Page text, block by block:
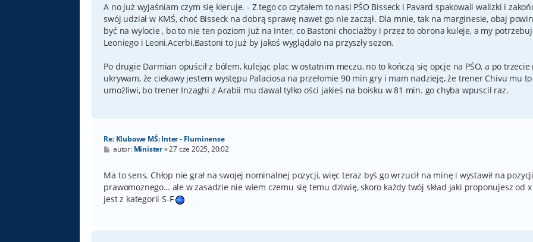
A no już wyjaśniam czym się kieruje. - Z tego co czytałem to nasi PŚO Bisseck i Pavard spakowali walizki i
swój udział w KMŚ, choć Bisseck na dobrą sprawę nawet go nie zaczął. Dla mnie, tak na marginesie, obaj
być na wylocie , bo to nie ten poziom już na Inter, co Bastoni chociażby i przez to obrona kuleje, a my
Leoniego i Leoni,Acerbi,Bastoni to już by jakoś wyglądało na przyszły sezon.
Po drugie Darmian opuścił z bólem, kulejąc plac w ostatnim meczu, no to kończą się opcje na PŚO, a po trzecie
ukrywam, że ciekawy jestem występu Palaciosa na przełomie 90 min gry i mam nadzieję, że trener Chivu mu to
umożliwi, bo trener Inzaghi z Arabii mu dawal tylko ości jakieś na boisku w 81 min. go chyba wpuscil raz.
Re: Klubowe MŚ: Inter - Fluminense
P
t
autor: Minister»27 cze 2025, 20:02
Ma to sens. Chłop nie grał na swojej nominalnej pozycji, więc teraz byś go wrzucił na minę i wystawił na pozycji
prawomoznego… ale w zasadzie nie wiem czemu się temu dziwię, skoro każdy twój skład jaki proponujesz od
jest z kategorii S-F